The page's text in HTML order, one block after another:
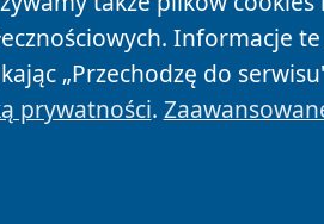
Informacje
„Przechodzę do
prywatności.
Polityka Cookies